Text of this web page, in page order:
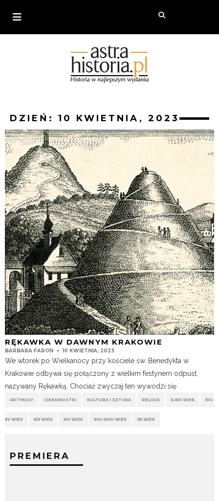
DZIEŃ: 10 KWIETNIA, 2023
RĘKAWKA W DAWNYM KRAKOWIE
BARBARA FARON 10 KWIETNIA, 2023
We wtorek po Wielkanocy przy kościele św. Benedykta w
Krakowie odbywa się połączony z wielkim festynem odpust,
nazywany Rękawką. Chociaż zwyczaj ten wywodzi się
ARTYKUŁY CIEKAWOSTKI KULTURA I SZTUKA RELIGIA X–XIII WIEK XIV–
XV WIEK XIX WIEK XVI WIEK XVII–XVIII WIEK XX WIEK
PREMIERA